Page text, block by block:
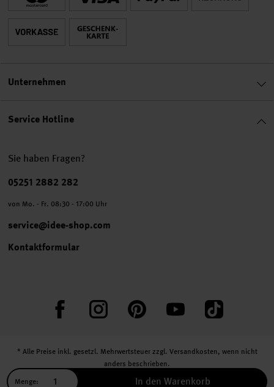
Menge: In den Warenkorb
Service Hotline
Sie haben Fragen?
Telefonnummer
05251 2882 282
von Mo. - Fr. 08:30 - 17:00 Uhr
service@idee-shop.com
Kontaktformular
FacebookInstagram PinterestYouTube TikTok
Unternehmen
* Alle Preise inkl. gesetzl. Mehrwertsteuer zzgl. Versandkosten, wenn nicht
anders beschrieben.
** Jede:r Abonnent:in erhält bei erstmaliger Anmeldung für unseren Newsletter